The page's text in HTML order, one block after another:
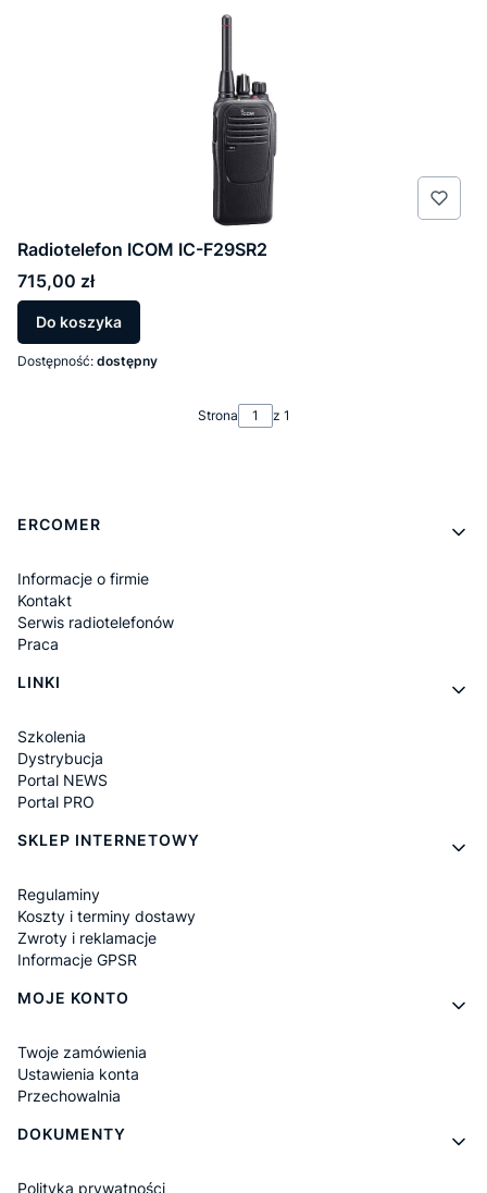
Radiotelefon ICOM IC-F29SR2
Cena
715,00 zł
Do koszyka
Dostępność: dostępny
Strona z 1
Linki w stopce
ERCOMER
Informacje o firmie
Kontakt
Serwis radiotelefonów
Praca
LINKI
Szkolenia
Dystrybucja
Portal NEWS
Portal PRO
SKLEP INTERNETOWY
Regulaminy
Koszty i terminy dostawy
Zwroty i reklamacje
Informacje GPSR
MOJE KONTO
Twoje zamówienia
Ustawienia konta
Przechowalnia
DOKUMENTY
Polityka prywatności